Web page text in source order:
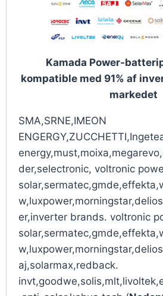
Kamada Power-
kompatible med 91% af
markedet
SMA,SRNE,IMEON
der,selectronic, voltronic
er,inverter brands. voltronic
aj,solarmax,redback.